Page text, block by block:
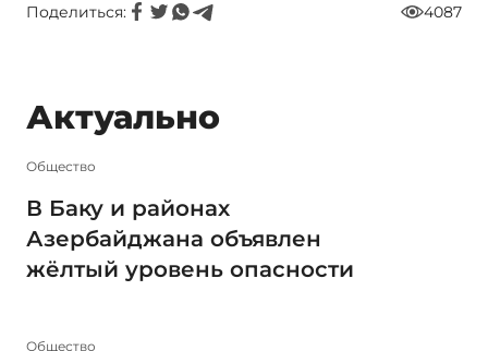
Поделиться: 4087
Актуально
Общество
В Баку и районах
Азербайджана объявлен
жёлтый уровень опасности
Общество